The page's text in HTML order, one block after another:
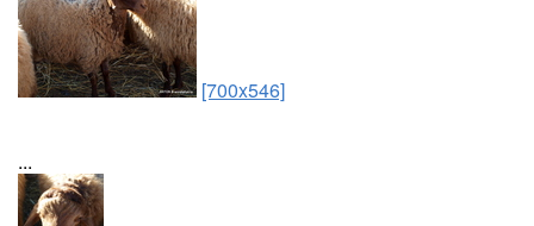
[700x546]
...